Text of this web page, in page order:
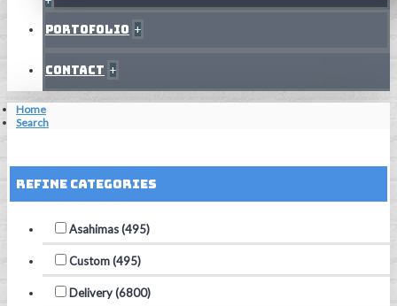
Portofolio +
Contact +
Home
Search
Refine Categories
Asahimas (495)
Custom (495)
Delivery (6800)